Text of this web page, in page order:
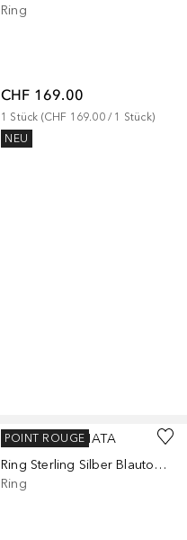
Ring
CHF 169.00
1 Stück (CHF 169.00 / 1 Stück)
NEU
RAFAELA DONATA
Ring Sterling Silber Blautopas in Silber
Ring
POINT ROUGE